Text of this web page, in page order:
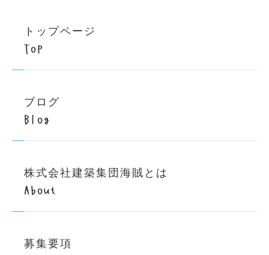
トップページ
Top
ブログ
Blog
株式会社建築集団海賊とは
About
募集要項